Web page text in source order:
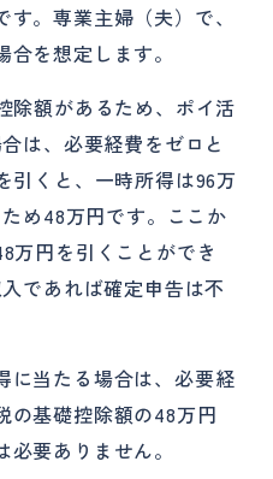
。専業主婦（夫）で、
を想定します。
除額があるため、ポイ活
は、必要経費をゼロと
引くと、一時所得は96万
め48万円です。ここか
万円を引くことができ
であれば確定申告は不
に当たる場合は、必要経
の基礎控除額の48万円
要ありません。